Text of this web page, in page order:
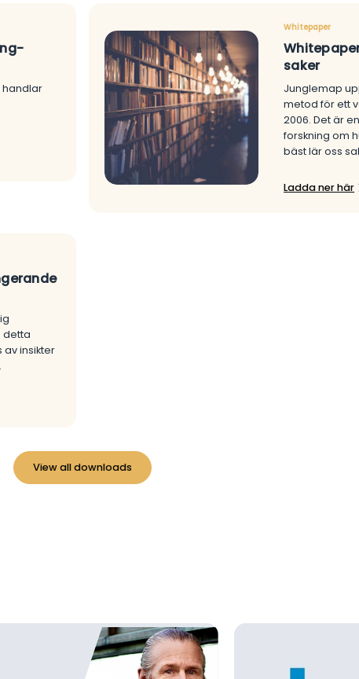
handlar
Whitepaper
saker
Junglemap
metod för ett
2006. Det är
forskning om
bäst lär oss
Ladda ner här
detta
insikter
View all downloads